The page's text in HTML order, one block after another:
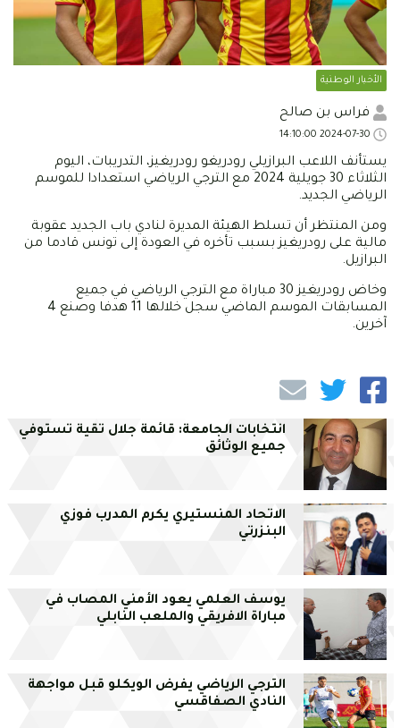
الأخبار الوطنية
فراس بن صالح
يستأنف اللاعب البرازيلي رودريغو رودريغيز، التدريبات، اليوم
الثلاثاء 30 جويلية 2024 مع الترجي الرياضي استعدادا للموسم
الرياضي الجديد.
ومن المنتظر أن تسلط الهيئة المديرة لنادي باب الجديد عقوبة
مالية على رودريغيز بسبب تأخره في العودة إلى تونس قادما من
البرازيل.
وخاض رودريغيز 30 مباراة مع الترجي الرياضي في جميع
المسابقات الموسم الماضي سجل خلالها 11 هدفا وصنع 4
آخرين.
انتخابات الجامعة: قائمة جلال تقية تستوفي
جميع الوثائق
الاتحاد المنستيري يكرم المدرب فوزي
البنزرتي
يوسف العلمي يعود الأمني المصاب في
مباراة الافريقي والملعب النابلي
الترجي الرياضي يفرض الويكلو قبل مواجهة
النادي الصفاقسي